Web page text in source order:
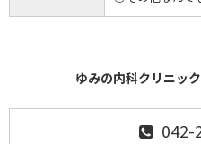
ゆみの内科クリニッ
042-